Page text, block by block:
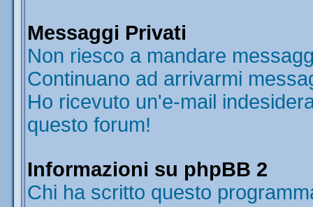
Messaggi Privati
Non riesco a mandare
Continuano ad arrivarmi
Ho ricevuto un'e-mail
questo forum!
Informazioni su phpBB 2
Chi ha scritto questo